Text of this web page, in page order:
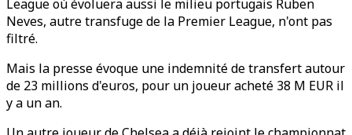
League où évoluera aussi le milieu portugais Ruben
Neves, autre transfuge de la Premier League, n'ont pas
filtré.
Mais la presse évoque une indemnité de transfert autour
de 23 millions d'euros, pour un joueur acheté 38 M EUR il
y a un an.